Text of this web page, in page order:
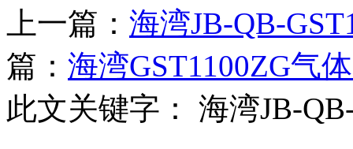
上一篇： 海湾JB-QB-
篇： 海湾GST1100ZG气
此文关键字：
海湾JB-